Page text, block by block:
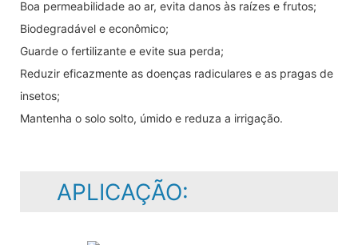
Boa permeabilidade ao ar, evita danos às raízes e frutos;
Biodegradável e econômico;
Guarde o fertilizante e evite sua perda;
Reduzir eficazmente as doenças radiculares e as pragas de
insetos;
Mantenha o solo solto, úmido e reduza a irrigação.
APLICAÇÃO: